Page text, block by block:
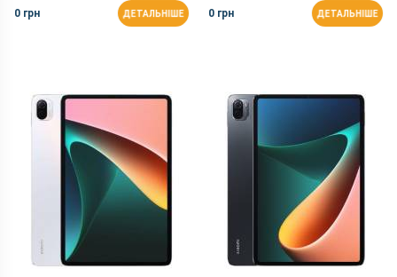
0 грн ДЕТАЛЬНІШЕ 0 грн ДЕТАЛЬНІШЕ